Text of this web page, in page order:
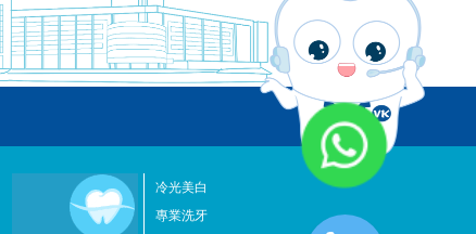
冷光美白
專業洗牙